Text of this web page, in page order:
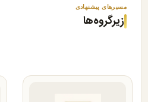
مسیرهای پیشنهادی
زیرگروه‌ها